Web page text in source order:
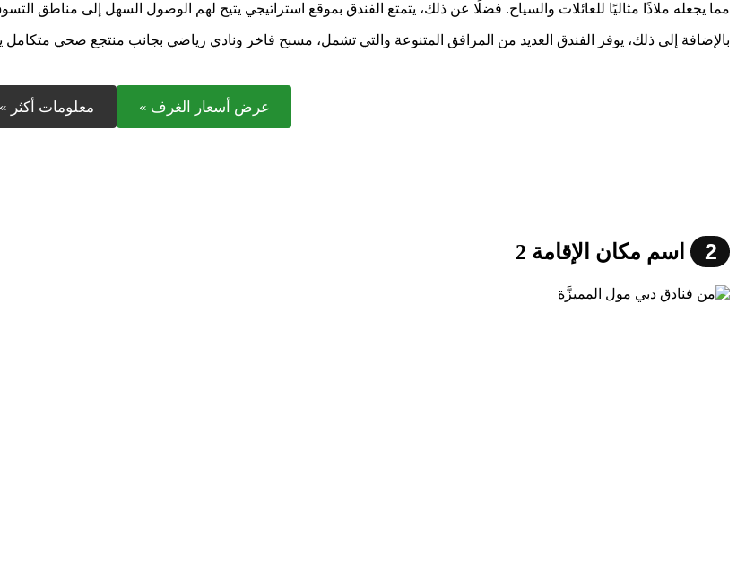
مما يجعله ملاذًا مثاليًا للعائلات والسياح. فضلًا عن ذلك، يتمتع الفندق بموقع استراتيجي يتيح لهم الوصول السهل إلى مناطق
بالإضافة إلى ذلك، يوفر الفندق العديد من المرافق المتنوعة والتي تشمل، مسبح فاخر ونادي رياضي بجانب منتجع صحي متكامل
عرض أسعار الغرف » معلومات أكثر »
2 اسم مكان الإقامة 2